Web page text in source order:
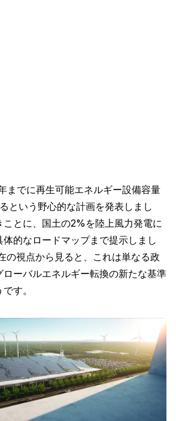
までに再生可能エネルギー設備容量
という野心的な計画を発表しまし
ことに、国土の2%を陸上風力発電に
的なロードマップまで提示しまし
の視点から見ると、これは単なる政
ーバルエネルギー転換の新たな基準
す。